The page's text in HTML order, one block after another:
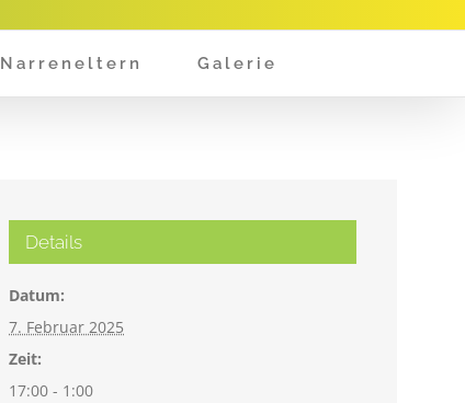
Narreneltern Galerie
Details
Datum:
7. Februar 2025
Zeit:
17:00 - 1:00